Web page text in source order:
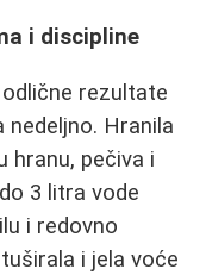
i discipline
rezultate
nedeljno. Hranila
hranu, pečiva i
3 litra vode
i redovno
i jela voće